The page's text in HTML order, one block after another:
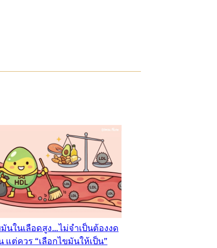
นในเลือดสูง…ไม่จำเป็นต้องงด
แต่ควร “เลือกไขมันให้เป็น”